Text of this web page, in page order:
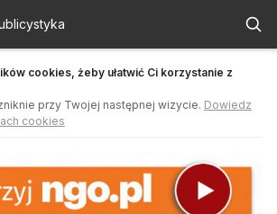
- ngo.pl
cookies, żeby ułatwić Ci korzystanie z
przy Twojej następnej wizycie. Dowiedz
cookies